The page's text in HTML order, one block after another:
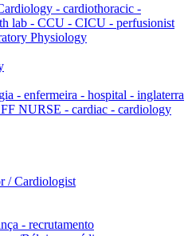
- cardiothoracic -
lab - CCU - CICU - perfusionist
Physiology
- enfermeira - hospital - inglaterra
NURSE - cardiac - cardiology
/ Cardiologist
- recrutamento